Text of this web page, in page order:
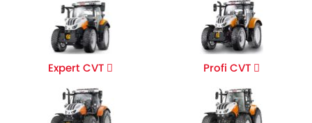
Expert CVT Profi CVT